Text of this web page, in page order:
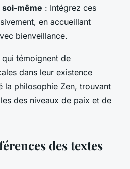
soi-même : Intégrez ces
en accueillant
bienveillance.
témoignent de
dans leur existence
la philosophie Zen, trouvant
des niveaux de paix et de
des textes